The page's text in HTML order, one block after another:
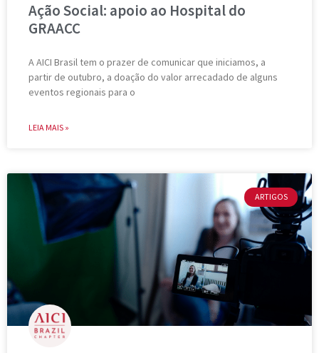
Ação Social: apoio ao Hospital do
GRAACC
A AICI Brasil tem o prazer de comunicar que iniciamos, a
partir de outubro, a doação do valor arrecadado de alguns
eventos regionais para o
LEIA MAIS »
ARTIGOS